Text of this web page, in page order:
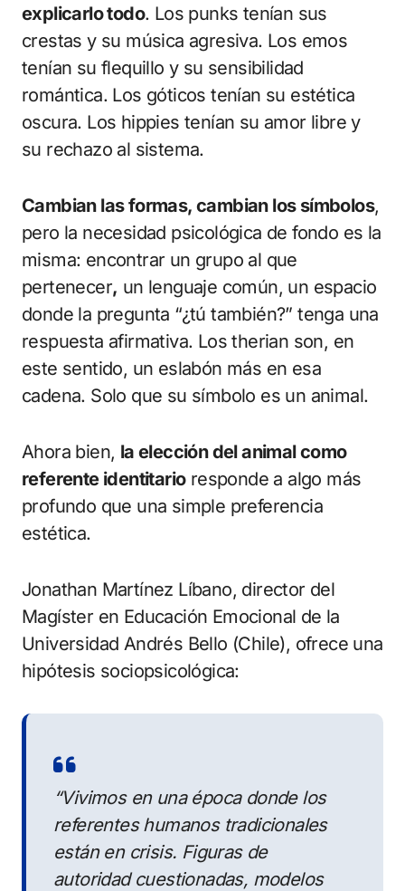
explicarlo todo. Los punks tenían sus
crestas y su música agresiva. Los emos
tenían su flequillo y su sensibilidad
romántica. Los góticos tenían su estética
oscura. Los hippies tenían su amor libre y
su rechazo al sistema.
Cambian las formas, cambian los símbolos,
pero la necesidad psicológica de fondo es la
misma: encontrar un grupo al que
pertenecer, un lenguaje común, un espacio
donde la pregunta “¿tú también?” tenga una
respuesta afirmativa. Los therian son, en
este sentido, un eslabón más en esa
cadena. Solo que su símbolo es un animal.
Ahora bien, la elección del animal como
referente identitarioresponde a algo más
profundo que una simple preferencia
estética.
Jonathan Martínez Líbano, director del
Magíster en Educación Emocional de la
Universidad Andrés Bello (Chile), ofrece una
hipótesis sociopsicológica:
“Vivimos en una época donde los
referentes humanos tradicionales
están en crisis. Figuras de
autoridad cuestionadas, modelos